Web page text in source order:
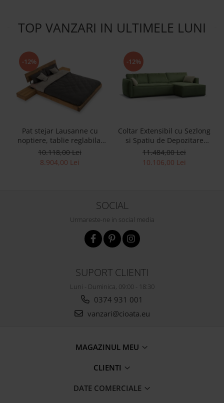
TOP VANZARI IN ULTIMELE LUNI
-12%
Pat stejar Lausanne cu
noptiere, tablie reglabila,
lemn masiv, stil
contemporan,
10.118,00 Lei
8.904,00 Lei
-12%
Coltar Extensibil cu Sezlong
si Spatiu de Depozitare
Esse Personalizabil 309cm
Stil Contemporan Cadru
11.484,00 Lei
10.106,00 Lei
SOCIAL
Urmareste-ne in social media
SUPORT CLIENTI
Luni - Duminica, 09:00 - 18:30
0374 931 001
vanzari@cioata.eu
MAGAZINUL MEU
CLIENTI
DATE COMERCIALE